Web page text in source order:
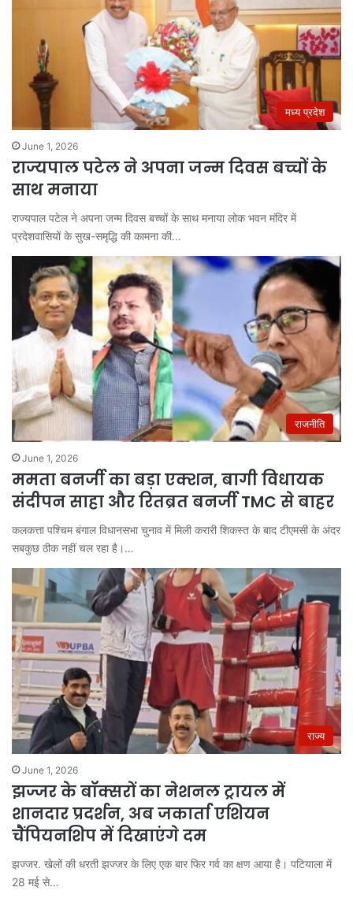
मध्य प्रदेश
June 1, 2026
राज्यपाल पटेल ने अपना जन्म दिवस बच्चों के
साथ मनाया
राज्यपाल पटेल ने अपना जन्म दिवस बच्चों के साथ मनाया लोक भवन मंदिर में
प्रदेशवासियों के सुख-समृद्धि की कामना की…
राजनीति
June 1, 2026
ममता बनर्जी का बड़ा एक्शन, बागी विधायक
संदीपन साहा और रितब्रत बनर्जी TMC से बाहर
कलकत्ता पश्चिम बंगाल विधानसभा चुनाव में मिली करारी शिकस्त के बाद टीएमसी के अंदर
सबकुछ ठीक नहीं चल रहा है।…
राज्य
June 1, 2026
झज्जर के बॉक्सरों का नेशनल ट्रायल में
शानदार प्रदर्शन, अब जकार्ता एशियन
चैंपियनशिप में दिखाएंगे दम
झज्जर. खेलों की धरती झज्जर के लिए एक बार फिर गर्व का क्षण आया है। पटियाला में
28 मई से…